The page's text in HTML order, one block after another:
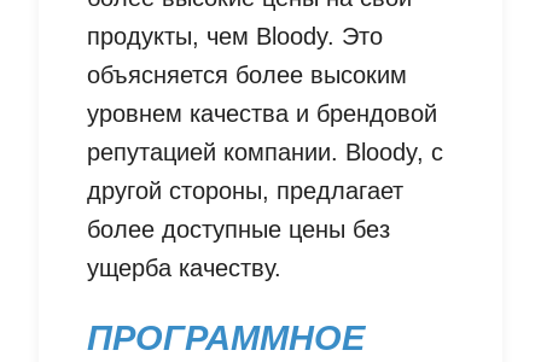
продукты, чем Bloody. Это
объясняется более высоким
уровнем качества и брендовой
репутацией компании. Bloody, с
другой стороны, предлагает
более доступные цены без
ущерба качеству.
ПРОГРАММНОЕ